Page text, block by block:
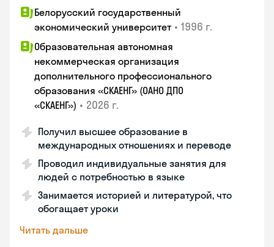
Белорусский государственный
экономический университет • 1996 г.
Образовательная автономная
некоммерческая организация
дополнительного профессионального
образования «СКАЕНГ» (ОАНО ДПО
«СКАЕНГ») • 2026 г.
Получил высшее образование в
международных отношениях и переводе
Проводил индивидуальные занятия для
людей с потребностью в языке
Занимается историей и литературой, что
обогащает уроки
Читать дальше